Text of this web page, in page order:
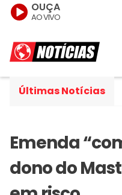
OUÇA
AO VIVO
Últimas Notícias
de pulmão Lei
Emenda
dono do